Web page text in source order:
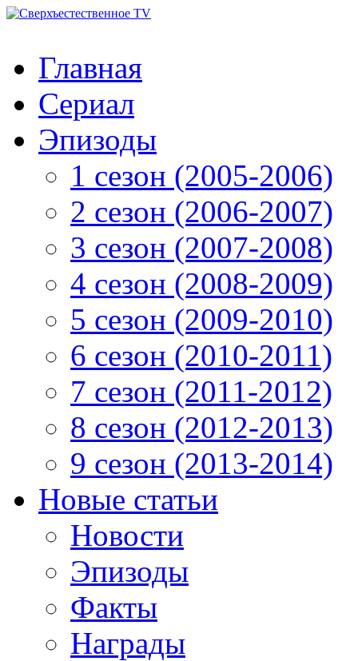
Главная
Сериал
Эпизоды
1 сезон (2005-2006)
2 сезон (2006-2007)
3 сезон (2007-2008)
4 сезон (2008-2009)
5 сезон (2009-2010)
6 сезон (2010-2011)
7 сезон (2011-2012)
8 сезон (2012-2013)
9 сезон (2013-2014)
Новые статьи
Новости
Эпизоды
Факты
Награды